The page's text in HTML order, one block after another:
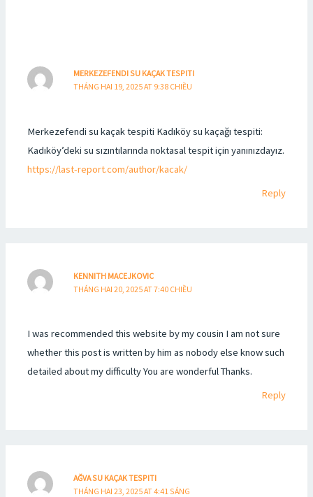
MERKEZEFENDI SU KAÇAK TESPITI
THÁNG HAI 19, 2025 AT 9:38 CHIỀU
Merkezefendi su kaçak tespiti Kadıköy su kaçağı tespiti:
Kadıköy’deki su sızıntılarında noktasal tespit için yanınızdayız.
https://last-report.com/author/kacak/
Reply
KENNITH MACEJKOVIC
THÁNG HAI 20, 2025 AT 7:40 CHIỀU
I was recommended this website by my cousin I am not sure
whether this post is written by him as nobody else know such
detailed about my difficulty You are wonderful Thanks.
Reply
AĞVA SU KAÇAK TESPITI
THÁNG HAI 23, 2025 AT 4:41 SÁNG